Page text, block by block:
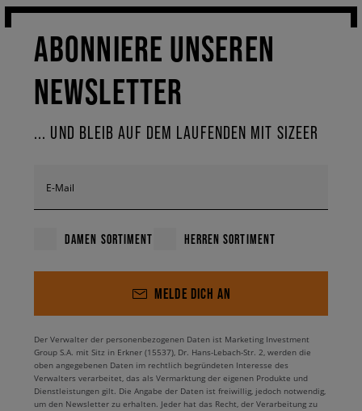
ABONNIERE UNSEREN
NEWSLETTER
... UND BLEIB AUF DEM LAUFENDEN MIT SIZEER
E-Mail
DAMEN SORTIMENT HERREN SORTIMENT
MELDE DICH AN
Der Verwalter der personenbezogenen Daten ist Marketing Investment
Group S.A. mit Sitz in Erkner (15537), Dr. Hans-Lebach-Str. 2, werden die
oben angegebenen Daten im rechtlich begründeten Interesse des
Verwalters verarbeitet, das als Vermarktung der eigenen Produkte und
Dienstleistungen gilt. Die Angabe der Daten ist freiwillig, jedoch notwendig,
um den Newsletter zu erhalten. Jeder hat das Recht, der Verarbeitung zu